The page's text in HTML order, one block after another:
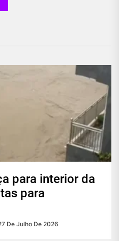
para interior da
para
De Julho De 2026